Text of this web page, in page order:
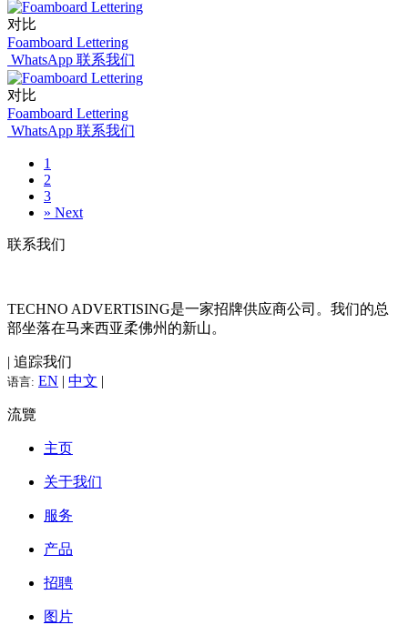
对比
Foamboard Lettering
WhatsApp 联系我们
对比
Foamboard Lettering
WhatsApp 联系我们
1
2
3
» Next
联系我们
TECHNO ADVERTISING是一家招牌供应商公司。我们的总
部坐落在马来西亚柔佛州的新山。
| 追踪我们
语言: EN | 中文 |
流覽
主页
关于我们
服务
产品
招聘
图片